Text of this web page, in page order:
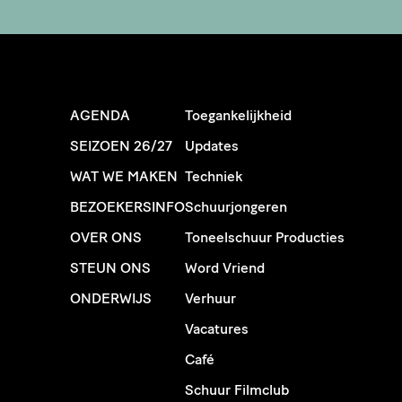
AGENDA
SEIZOEN 26/27
WAT WE MAKEN
BEZOEKERSINFO
OVER ONS
STEUN ONS
ONDERWIJS
Toegankelijkheid
Updates
Techniek
Schuurjongeren
Toneelschuur Producties
Word Vriend
Verhuur
Vacatures
Café
Schuur Filmclub